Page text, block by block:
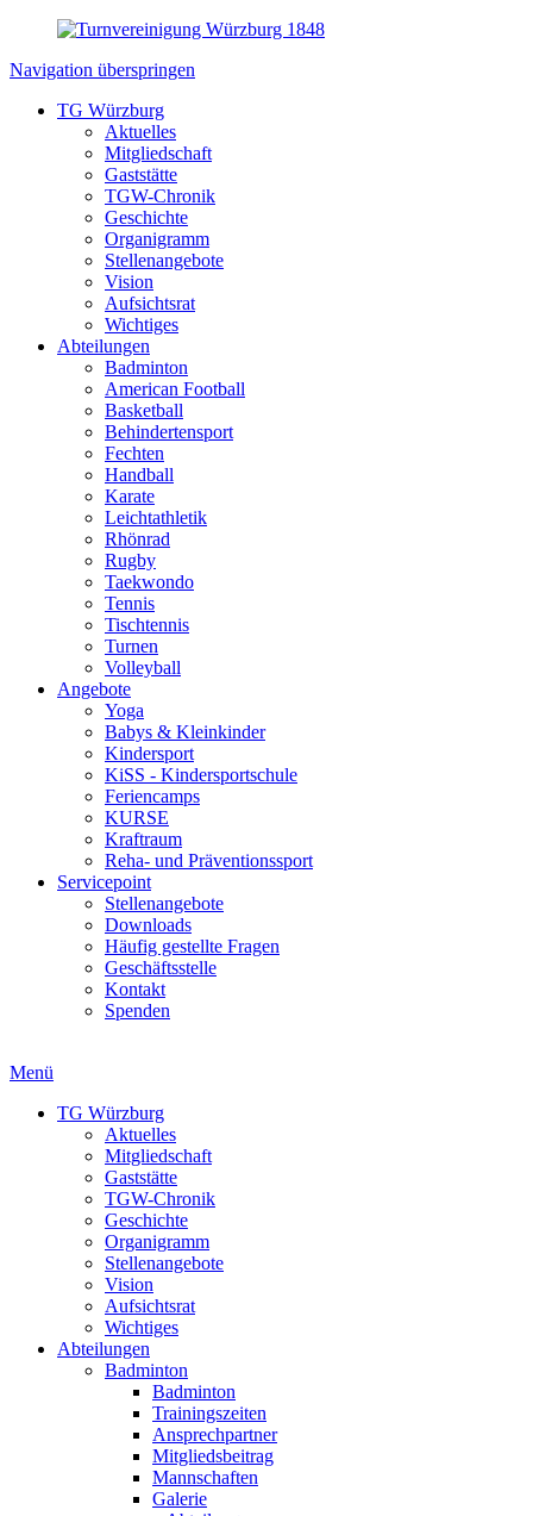
Navigation überspringen
TG Würzburg
Aktuelles
Mitgliedschaft
Gaststätte
TGW-Chronik
Geschichte
Organigramm
Stellenangebote
Vision
Aufsichtsrat
Wichtiges
Abteilungen
Badminton
American Football
Basketball
Behindertensport
Fechten
Handball
Karate
Leichtathletik
Rhönrad
Rugby
Taekwondo
Tennis
Tischtennis
Turnen
Volleyball
Angebote
Yoga
Babys & Kleinkinder
Kindersport
KiSS - Kindersportschule
Feriencamps
KURSE
Kraftraum
Reha- und Präventionssport
Servicepoint
Stellenangebote
Downloads
Häufig gestellte Fragen
Geschäftsstelle
Kontakt
Spenden
Menü
TG Würzburg
Aktuelles
Mitgliedschaft
Gaststätte
TGW-Chronik
Geschichte
Organigramm
Stellenangebote
Vision
Aufsichtsrat
Wichtiges
Abteilungen
Badminton
Badminton
Trainingszeiten
Ansprechpartner
Mitgliedsbeitrag
Mannschaften
Galerie